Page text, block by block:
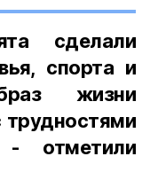
сделали
спорта и
жизни
трудностями
отметили